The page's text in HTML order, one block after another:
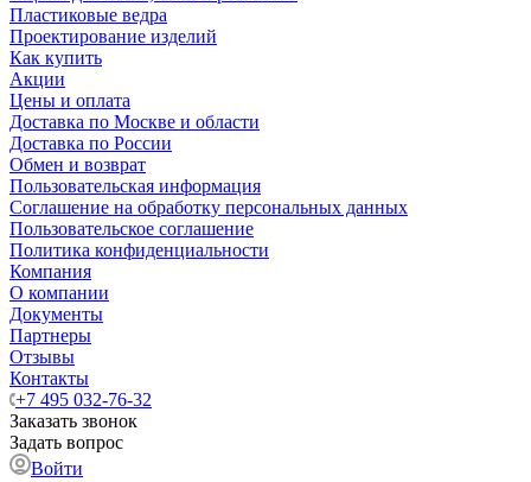
Пластиковые ведра
Проектирование изделий
Как купить
Акции
Цены и оплата
Доставка по Москве и области
Доставка по России
Обмен и возврат
Пользовательская информация
Соглашение на обработку персональных данных
Пользовательское соглашение
Политика конфиденциальности
Компания
О компании
Документы
Партнеры
Отзывы
Контакты
+7 495 032-76-32
Заказать звонок
Задать вопрос
Войти